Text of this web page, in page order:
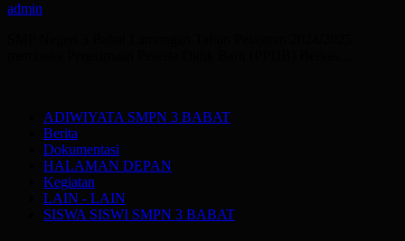
admin
ADIWIYATA SMPN 3 BABAT
Berita
Dokumentasi
HALAMAN DEPAN
Kegiatan
LAIN - LAIN
SISWA SISWI SMPN 3 BABAT